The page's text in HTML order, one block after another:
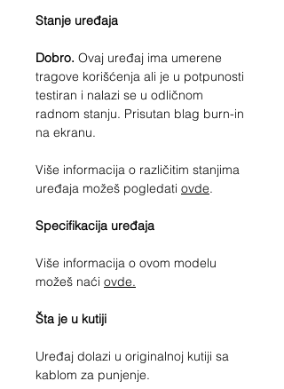
Stanje uređaja
Dobro. Ovaj uređaj ima umerene
tragove korišćenja ali je u potpunosti
testiran i nalazi se u odličnom
radnom stanju. Prisutan blag burn-in
na ekranu.
Više informacija o različitim stanjima
uređaja možeš pogledati ovde.
Specifikacija uređaja
Više informacija o ovom modelu
možeš naći ovde.
Šta je u kutiji
Uređaj dolazi u originalnoj kutiji sa
kablom za punjenje.